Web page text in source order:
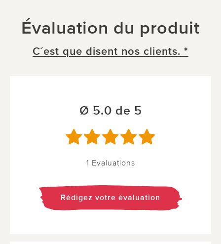
Évaluation du produit
C´est que disent nos clients. *
Ø 5.0 de 5
1 Evaluations
Rédigez votre évaluation